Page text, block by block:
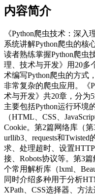
内容简介
《Python爬虫技术：深
系统讲解Python爬虫的核
读者熟练掌握Python爬虫
理、技术与开发》用20多
术编写Python爬虫的方式
非常复杂的爬虫应用。《
术与开发》共20章，分为
主要包括Python运行环境
（HTML、CSS、
Cookie。第2篇网络库（
urllib3、requests和
求、处理超时、设置
接、Robots协议等。第3
个常用解析库（lxml、
同时介绍多种用于分析
XPath、CSS选择器、方